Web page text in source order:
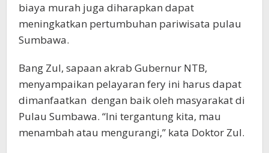
biaya murah juga diharapkan dapat
meningkatkan pertumbuhan pariwisata pulau
Sumbawa.
Bang Zul, sapaan akrab Gubernur NTB,
menyampaikan pelayaran fery ini harus dapat
dimanfaatkan dengan baik oleh masyarakat di
Pulau Sumbawa. “Ini tergantung kita, mau
menambah atau mengurangi,” kata Doktor Zul.